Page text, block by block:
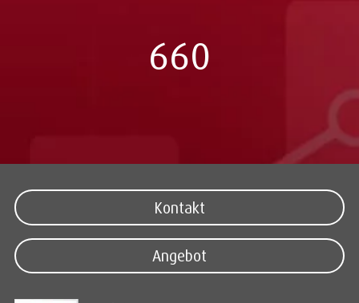
660
Kontakt
Angebot